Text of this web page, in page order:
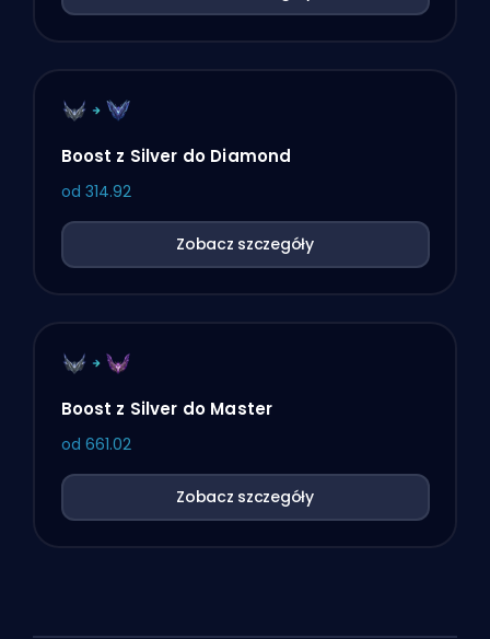
Boost z Silver do Diamond
od 314.92
Zobacz szczegóły
Boost z Silver do Master
od 661.02
Zobacz szczegóły